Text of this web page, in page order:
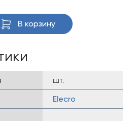
В корзину
шт.
Elecro